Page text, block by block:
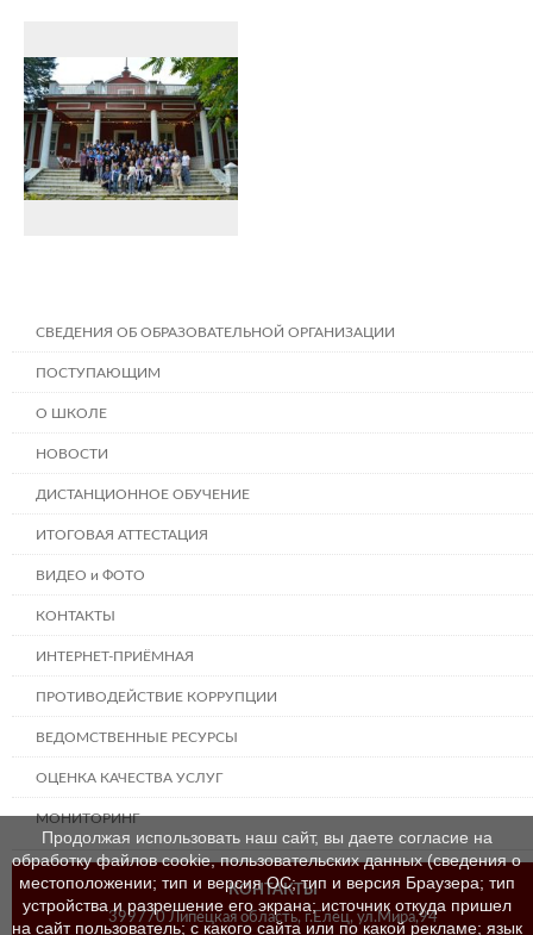
СВЕДЕНИЯ ОБ ОБРАЗОВАТЕЛЬНОЙ ОРГАНИЗАЦИИ
ПОСТУПАЮЩИМ
О ШКОЛЕ
НОВОСТИ
ДИСТАНЦИОННОЕ ОБУЧЕНИЕ
ИТОГОВАЯ АТТЕСТАЦИЯ
ВИДЕО и ФОТО
КОНТАКТЫ
ИНТЕРНЕТ-ПРИЁМНАЯ
ПРОТИВОДЕЙСТВИЕ КОРРУПЦИИ
ВЕДОМСТВЕННЫЕ РЕСУРСЫ
ОЦЕНКА КАЧЕСТВА УСЛУГ
МОНИТОРИНГ
КОНТАКТЫ
399770 Липецкая область, г.Елец, ул.Мира,94
Продолжая использовать наш сайт, вы даете согласие на
обработку файлов cookie, пользовательских данных (сведения о
местоположении; тип и версия ОС; тип и версия Браузера; тип
устройства и разрешение его экрана; источник откуда пришел
на сайт пользователь; с какого сайта или по какой рекламе; язык